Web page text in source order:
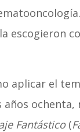
escogieron
aplicar el
ochenta,
Fantástico(